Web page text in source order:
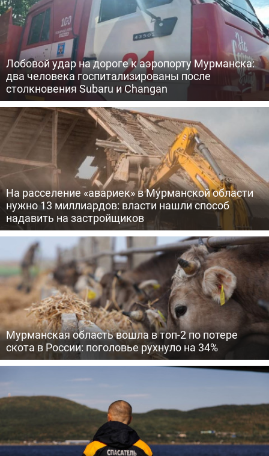
Лобовой удар на дороге к аэропорту Мурманска:
два человека госпитализированы после
столкновения Subaru и Changan
На расселение «авариек» в Мурманской области
нужно 13 миллиардов: власти нашли способ
надавить на застройщиков
Мурманская область вошла в топ-2 по потере
скота в России: поголовье рухнуло на 34%